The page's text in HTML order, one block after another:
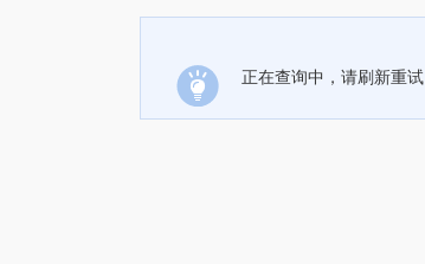
正在查询中，请刷新重试